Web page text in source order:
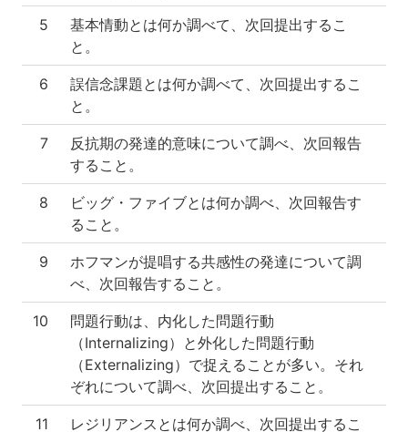
5
基本情動とは何か調べて、次回提出するこ
と。
6
誤信念課題とは何か調べて、次回提出するこ
と。
7
反抗期の発達的意味について調べ、次回報告
すること。
8
ビッグ・ファイブとは何か調べ、次回報告す
ること。
9
ホフマンが提唱する共感性の発達について調
べ、次回報告すること。
10
問題行動は、内化した問題行動
（Internalizing）と外化した問題行動
（Externalizing）で捉えることが多い。それ
ぞれについて調べ、次回提出すること。
11 レジリアンスとは何か調べ、次回提出するこ